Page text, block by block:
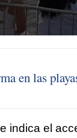
en las
indica el